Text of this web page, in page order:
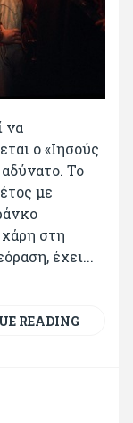
να
ο «Ιησούς
Το
με
στη
έχει...
READING